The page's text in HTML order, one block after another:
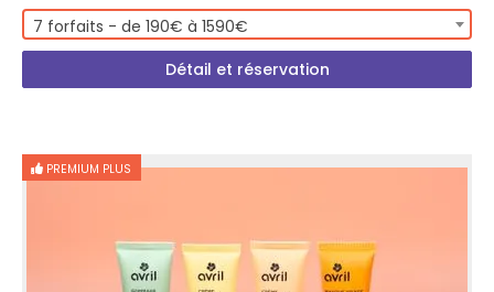
7 forfaits - de 190€ à 1590€
Détail et réservation
PREMIUM PLUS